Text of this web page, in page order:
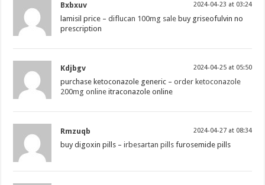
Bxbxuv 2024-04-23 at 03:24
lamisil price –diflucan 100mg sale buy griseofulvin no
prescription
Kdjbgv 2024-04-25 at 05:50
purchase ketoconazole generic –order ketoconazole
200mg online itraconazole online
Rmzuqb 2024-04-27 at 08:34
buy digoxin pills –irbesartan pills furosemide pills